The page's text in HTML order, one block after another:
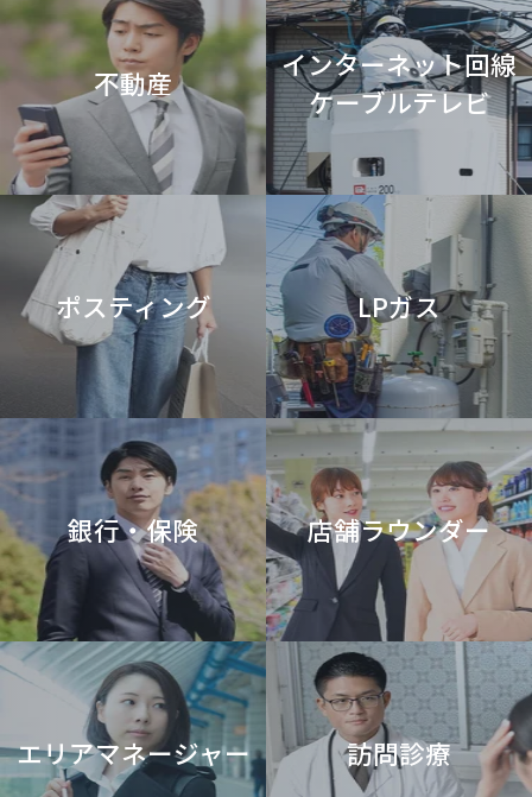
不動産
インターネット回線
ケーブルテレビ
ポスティング LPガス
銀行・保険 店舗ラウンダー
エリアマネージャー 訪問診療